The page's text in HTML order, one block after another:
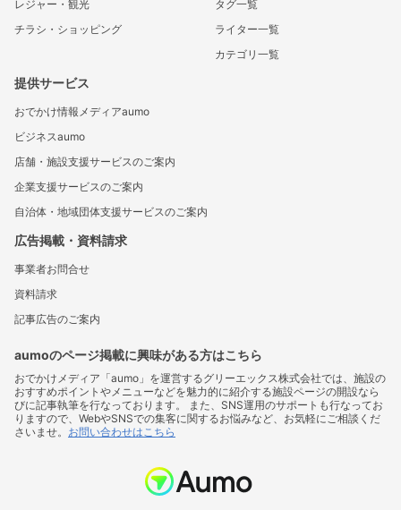
レジャー・観光
チラシ・ショッピング
タグ一覧
ライター一覧
カテゴリ一覧
提供サービス
おでかけ情報メディアaumo
ビジネスaumo
店舗・施設支援サービスのご案内
企業支援サービスのご案内
自治体・地域団体支援サービスのご案内
広告掲載・資料請求
事業者お問合せ
資料請求
記事広告のご案内
aumoのページ掲載に興味がある方はこちら
おでかけメディア「aumo」を運営するグリーエックス株式会社では、施設の
おすすめポイントやメニューなどを魅力的に紹介する施設ページの開設なら
びに記事執筆を行なっております。 また、SNS運用のサポートも行なってお
りますので、WebやSNSでの集客に関するお悩みなど、お気軽にご相談くだ
さいませ。 お問い合わせはこちら